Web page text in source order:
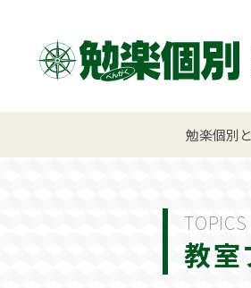
勉楽個別
小学生コース
TOPICS
教室